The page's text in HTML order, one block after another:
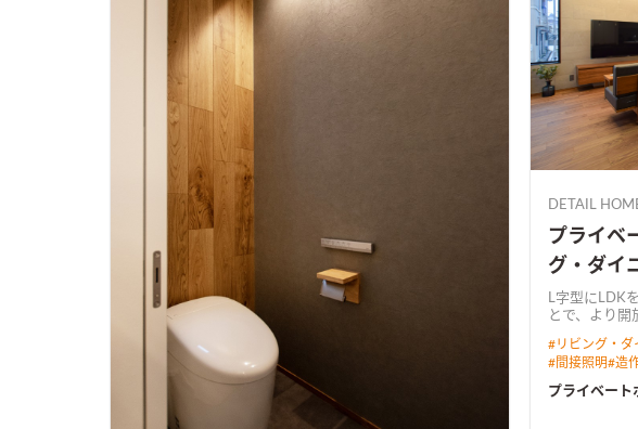
DETAIL
プライベ
グ・ダイ
L字型にLDK
とで、より開
ると回遊できる動線とし
栽が四季の移ろい
使えるホビー
充実や、リモ
#リビング・ダ
#間接照明#造
プライベート